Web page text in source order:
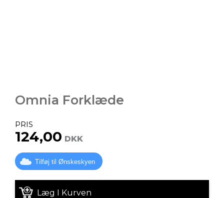
Omnia Forklæde
PRIS
124,00 DKK
Tilføj til Ønskeskyen
Læg I Kurven